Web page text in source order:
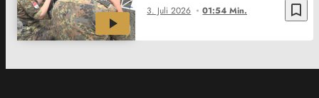
bookmark_border
3. Juli 2026 01:54 Min.